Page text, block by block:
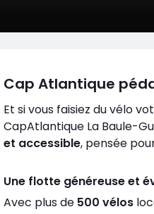
Cap Atlantique
Et si vous faisiez du vélo
CapAtlantique La Baule-
et accessible, pensée
Une flotte généreuse et
Avec plus de 500 vélos